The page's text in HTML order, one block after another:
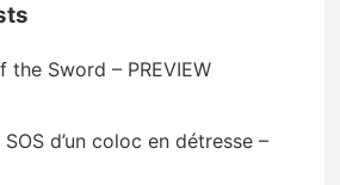
the Sword – PREVIEW
d’un coloc en détresse –